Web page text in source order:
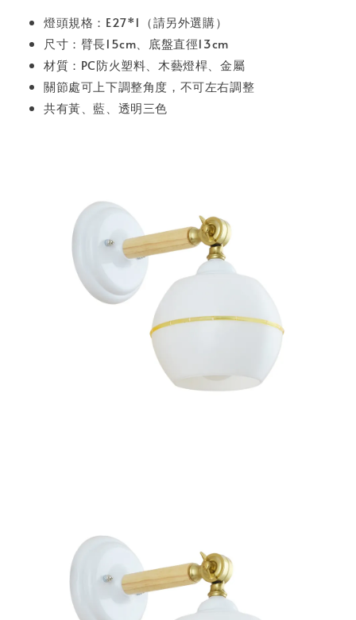
燈頭規格：E27*1（請另外選購）
尺寸：臂長15cm、底盤直徑13cm
材質：PC防火塑料、木藝燈桿、金屬
關節處可上下調整角度，不可左右調整
共有黃、藍、透明三色